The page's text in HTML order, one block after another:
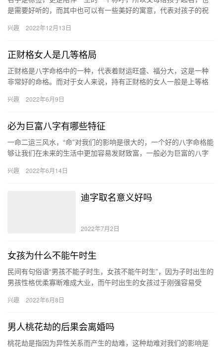
是需要好听的，而其中也可以有一些美好的寓意，代表对孩子的祝
一个更…
兴趣 2022年12月13日
正财格女人是几等格局
正财格是八字命格中的一种，代表着财运旺盛、福分大，这是一种
非常好的命格。而对于女人来说，持有正财格的女人一般是上等格
说，…
兴趣 2022年6月9日
必为巨富八字有哪些特征
一命二运三风水，“命”对我们的影响是很大的，一个好的八字命格能
够让我们在未来的生活中更加容易发财致富，一般必为巨富的八字
八…
兴趣 2022年6月14日
迪字取名意义好吗
2022年7月2日
女孩为什么不能午时生
民间有句俗语“男孩不能子时生，女孩不能午时生”，因为子时出生的
男孩性格优柔寡断难成大业，而午时出生的女孩过于刚强容易受
女孩…
兴趣 2022年6月8日
男人桃花劫的后果会离婚吗
桃花劫是指因为异性关系而产生的劫难，这种劫难对我们的影响是